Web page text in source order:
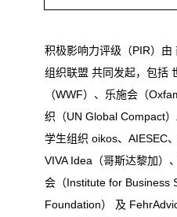
积极影响力评级（PIR）由
组织联盟 共同发起，包括
（WWF） 、 乐施会（
织（UN Global Compact）
学生组织 oikos、AIESEC
VIVA Idea（哥斯达黎加） 、
会（Institute for Business
Foundation）
及